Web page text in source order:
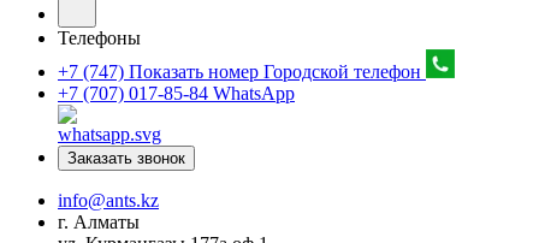
Телефоны
+7 (747) Показать номер Городской телефон
+7 (707) 017-85-84 WhatsApp
Заказать звонок
info@ants.kz
г. Алматы